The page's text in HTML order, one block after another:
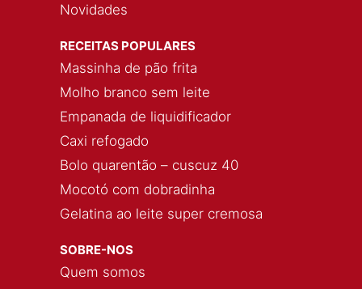
Novidades
RECEITAS POPULARES
Massinha de pão frita
Molho branco sem leite
Empanada de liquidificador
Caxi refogado
Bolo quarentão – cuscuz 40
Mocotó com dobradinha
Gelatina ao leite super cremosa
SOBRE-NOS
Quem somos